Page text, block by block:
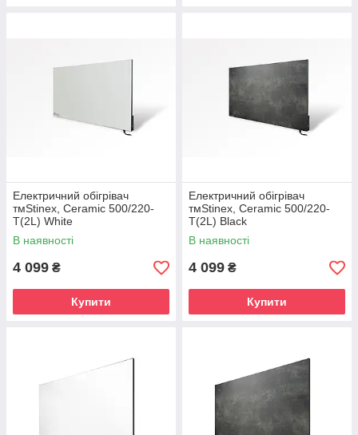
Електричний обігрівач
тмStinex, Ceramic 500/220-
T(2L) White
В наявності
4 099 ₴
Купити
Електричний обігрівач
тмStinex, Ceramic 500/220-
T(2L) Black
В наявності
4 099 ₴
Купити